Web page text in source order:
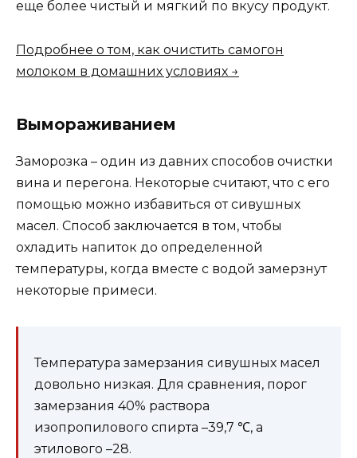
еще более чистый и мягкий по вкусу продукт.
Подробнее о том, как очистить самогон
молоком в домашних условиях →
Вымораживанием
Заморозка – один из давних способов очистки
вина и перегона. Некоторые считают, что с его
помощью можно избавиться от сивушных
масел. Способ заключается в том, чтобы
охладить напиток до определенной
температуры, когда вместе с водой замерзнут
некоторые примеси.
Температура замерзания сивушных масел
довольно низкая. Для сравнения, порог
замерзания 40% раствора
изопропилового спирта –39,7 ℃, а
этилового –28.